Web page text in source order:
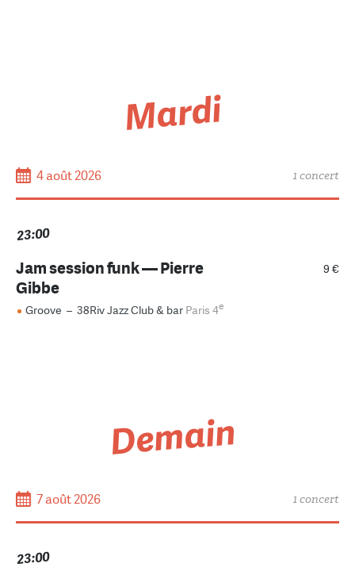
Mardi
4 août 2026 1 concert
23:00
9 €
Jam session funk — Pierre
Gibbe
Groove – 38Riv Jazz Club & bar Paris 4e
Demain
7 août 2026 1 concert
23:00